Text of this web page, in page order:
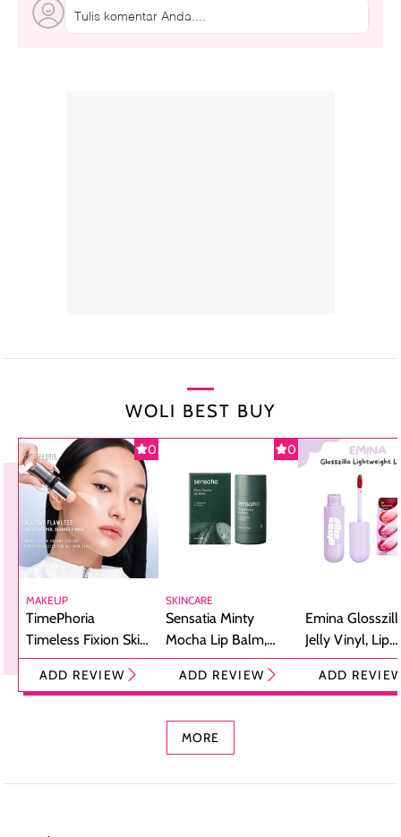
Tulis komentar Anda....
WOLI BEST BUY
0
MAKEUP
TimePhoria
Timeless Fixion Skin
Tint Stick,
Foundation dan
ADD REVIEW
0
SKINCARE
Sensatia Minty
Mocha Lip Balm,
Pelembap Bibir
dengan Aroma
ADD REVIEW
Emina
Jelly Vinyl, Lip
Cream Glossy
Ringan
ADD
MORE